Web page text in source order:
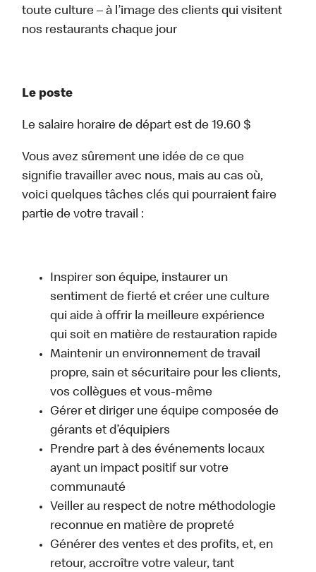
toute culture – à l’image des clients qui visitent
nos restaurants chaque jour
Le poste
Le salaire horaire de départ est de 19.60 $
Vous avez sûrement une idée de ce que
signifie travailler avec nous, mais au cas où,
voici quelques tâches clés qui pourraient faire
partie de votre travail :
Inspirer son équipe, instaurer un
sentiment de fierté et créer une culture
qui aide à offrir la meilleure expérience
qui soit en matière de restauration rapide
Maintenir un environnement de travail
propre, sain et sécuritaire pour les clients,
vos collègues et vous-même
Gérer et diriger une équipe composée de
gérants et d’équipiers
Prendre part à des événements locaux
ayant un impact positif sur votre
communauté
Veiller au respect de notre méthodologie
reconnue en matière de propreté
Générer des ventes et des profits, et, en
retour, accroître votre valeur, tant